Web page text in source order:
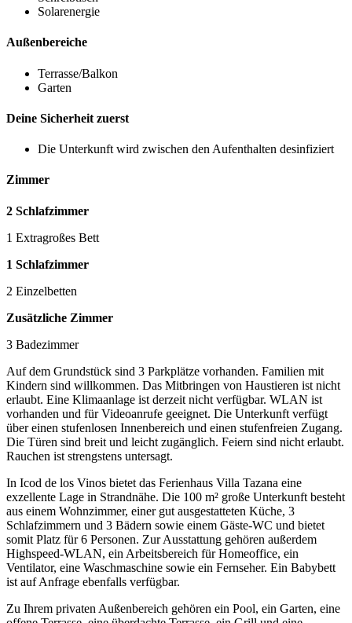
Solarenergie
Außenbereiche
Terrasse/Balkon
Garten
Deine Sicherheit zuerst
Die Unterkunft wird zwischen den Aufenthalten desinfiziert
Zimmer
2 Schlafzimmer
1 Extragroßes Bett
1 Schlafzimmer
2 Einzelbetten
Zusätzliche Zimmer
3 Badezimmer
Auf dem Grundstück sind 3 Parkplätze vorhanden. Familien mit
Kindern sind willkommen. Das Mitbringen von Haustieren ist nicht
erlaubt. Eine Klimaanlage ist derzeit nicht verfügbar. WLAN ist
vorhanden und für Videoanrufe geeignet. Die Unterkunft verfügt
über einen stufenlosen Innenbereich und einen stufenfreien Zugang.
Die Türen sind breit und leicht zugänglich. Feiern sind nicht erlaubt.
Rauchen ist strengstens untersagt.
In Icod de los Vinos bietet das Ferienhaus Villa Tazana eine
exzellente Lage in Strandnähe. Die 100 m² große Unterkunft besteht
aus einem Wohnzimmer, einer gut ausgestatteten Küche, 3
Schlafzimmern und 3 Bädern sowie einem Gäste-WC und bietet
somit Platz für 6 Personen. Zur Ausstattung gehören außerdem
Highspeed-WLAN, ein Arbeitsbereich für Homeoffice, ein
Ventilator, eine Waschmaschine sowie ein Fernseher. Ein Babybett
ist auf Anfrage ebenfalls verfügbar.
Zu Ihrem privaten Außenbereich gehören ein Pool, ein Garten, eine